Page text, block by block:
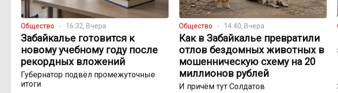
Общество 16:32, Вчера
Забайкалье готовится к
новому учебному году после
рекордных вложений
Губернатор подвёл промежуточные
итоги
Общество 14:40, Вчера
Как в Забайкалье превратили
отлов бездомных животных в
мошенническую схему на 20
миллионов рублей
И причём тут Солдатов